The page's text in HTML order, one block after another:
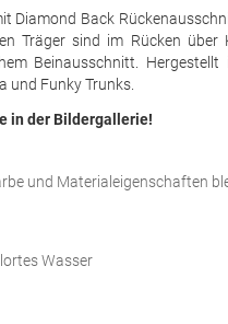
Diamond Back
Träger sind im Rücken
Beinausschnitt.
und Funky Trunks.
in der Bildergallerie!
und Materialeigenschaften
Wasser